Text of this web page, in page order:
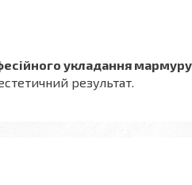
укладання мармуру
результат.